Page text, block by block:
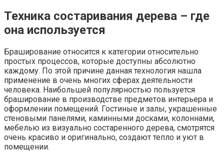
Техника состаривания дерева – где
она используется
Браширование относится к категории относительно
простых процессов, которые доступны абсолютно
каждому. По этой причине данная технология нашла
применение в очень многих сферах деятельности
человека. Наибольшей популярностью пользуется
браширование в производстве предметов интерьера и
оформлении помещений. Гостиные и залы, украшенные
стеновыми панелями, каминными досками, колоннами,
мебелью из визуально состаренного дерева, смотрятся
очень красиво и оригинально, создают тепло и уют в
помещении.